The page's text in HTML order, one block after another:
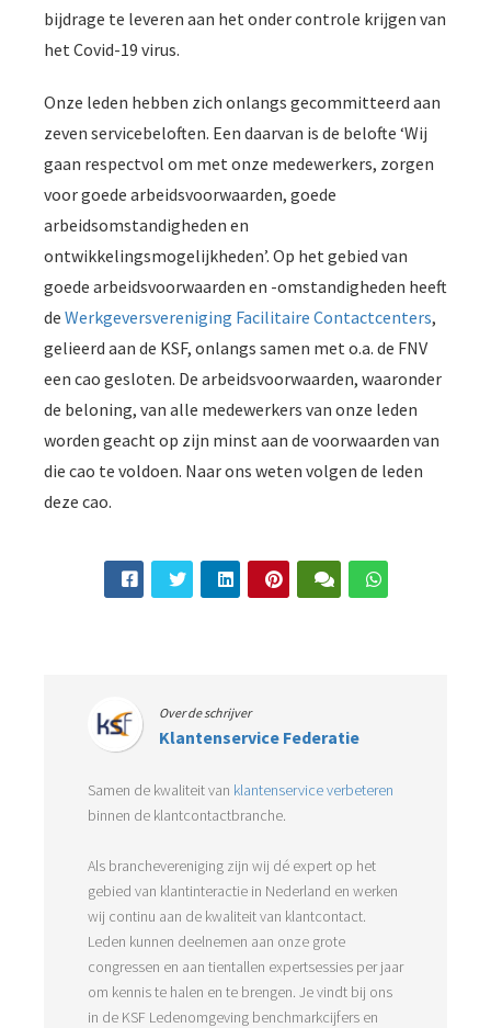
bijdrage te leveren aan het onder controle krijgen van
het Covid-19 virus.
Onze leden hebben zich onlangs gecommitteerd aan
zeven servicebeloften. Een daarvan is de belofte ‘Wij
gaan respectvol om met onze medewerkers, zorgen
voor goede arbeidsvoorwaarden, goede
arbeidsomstandigheden en
ontwikkelingsmogelijkheden’. Op het gebied van
goede arbeidsvoorwaarden en -omstandigheden heeft
de Werkgeversvereniging Facilitaire Contactcenters,
gelieerd aan de KSF, onlangs samen met o.a. de FNV
een cao gesloten. De arbeidsvoorwaarden, waaronder
de beloning, van alle medewerkers van onze leden
worden geacht op zijn minst aan de voorwaarden van
die cao te voldoen. Naar ons weten volgen de leden
deze cao.
Over de schrijver
Klantenservice Federatie
Samen de kwaliteit van klantenservice verbeteren
binnen de klantcontactbranche.
Als branchevereniging zijn wij dé expert op het
gebied van klantinteractie in Nederland en werken
wij continu aan de kwaliteit van klantcontact.
Leden kunnen deelnemen aan onze grote
congressen en aan tientallen expertsessies per jaar
om kennis te halen en te brengen. Je vindt bij ons
in de KSF Ledenomgeving benchmarkcijfers en
Hierdoor
website-
van